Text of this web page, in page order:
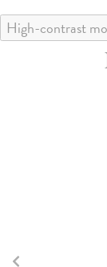
High-contrast